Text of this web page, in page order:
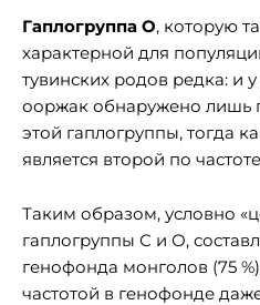
Гаплогруппа О, которую
характерной для
тувинских родов редка: и
ооржак обнаружено лишь
этой гаплогруппы, тогда
является второй по
Таким образом, условно
гаплогруппы С и О,
генофонда монголов (75
частотой в генофонде